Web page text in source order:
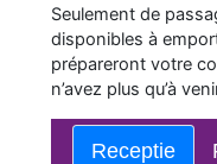
Seulement de
disponibles à
prépareront votre
n’avez plus qu’à
Receptie